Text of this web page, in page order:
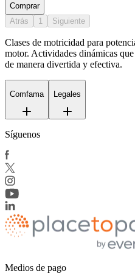
Comprar
Atrás
1 Siguiente
Clases de motricidad para
motor. Actividades dinámicas
de manera divertida y efectiva.
Comfama Legales
Síguenos
Medios de pago